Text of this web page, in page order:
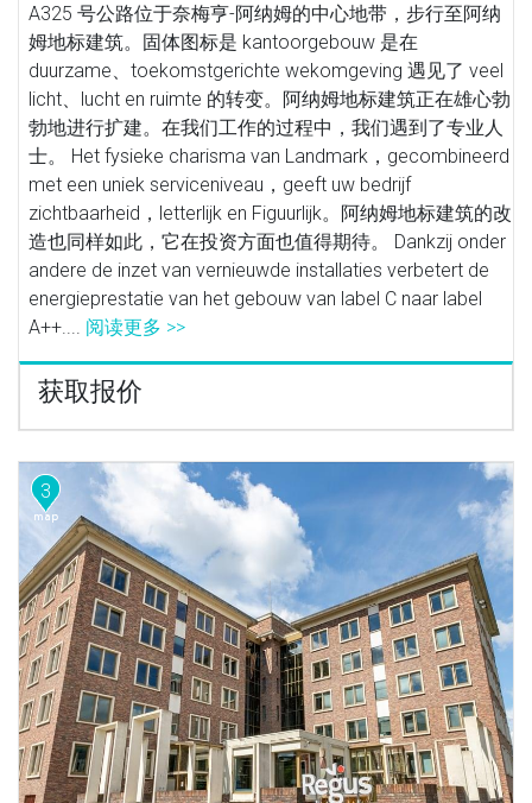
A325 号公路位于奈梅亨-阿纳姆的中心地带，步行至阿纳
姆地标建筑。固体图标是 kantoorgebouw 是在
duurzame、toekomstgerichte wekomgeving 遇见了 veel
licht、lucht en ruimte 的转变。阿纳姆地标建筑正在雄心勃
勃地进行扩建。在我们工作的过程中，我们遇到了专业人
士。 Het fysieke charisma van Landmark，gecombineerd
met een uniek serviceniveau，geeft uw bedrijf
zichtbaarheid，letterlijk en Figuurlijk。阿纳姆地标建筑的改
造也同样如此，它在投资方面也值得期待。 Dankzij onder
andere de inzet van vernieuwde installaties verbetert de
energieprestatie van het gebouw van label C naar label
A++.... 阅读更多 >>
获取报价
3